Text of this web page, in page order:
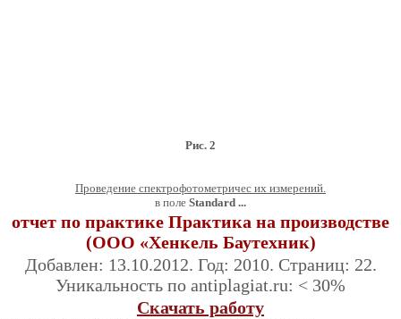
Рис. 2
Проведение спектрофотометричес их измерений.
в поле Standard ...
отчет по практике Практика на производстве
(ООО «Хенкель Баутехник)
Добавлен: 13.10.2012. Год: 2010. Страниц: 22.
Уникальность по antiplagiat.ru: < 30%
Скачать работу